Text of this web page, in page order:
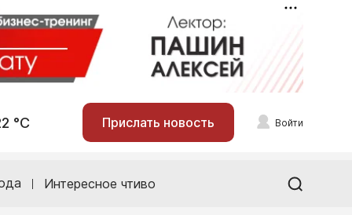
°С Прислать новость Войти
Интересное чтиво